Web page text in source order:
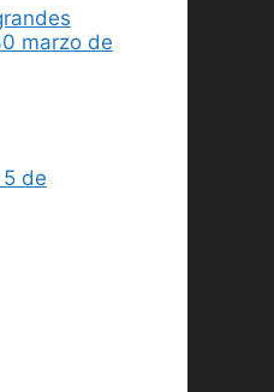
marzo de
de